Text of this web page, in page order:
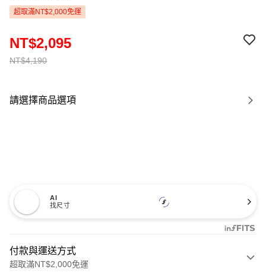
超取滿NT$2,000免運
NT$4,190
NT$2,095
請選擇商品選項
AI
找尺寸
付款與運送方式
超取滿NT$2,000免運